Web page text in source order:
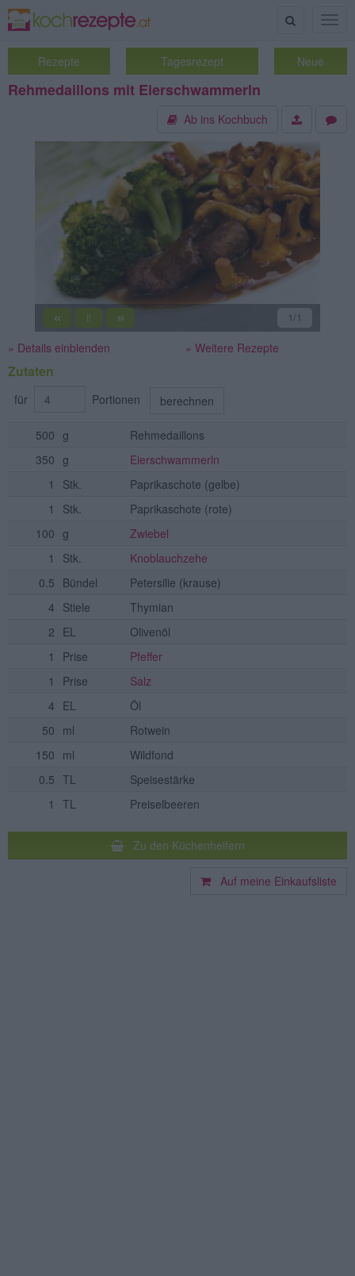
Suche
Rezepte Tagesrezept Neue
Rehmedaillons mit Eierschwammerln
Ab ins Kochbuch
« || » 1/1
» Details einblenden » Weitere Rezepte
Zutaten
für Portionen berechnen
500 g
Rehmedaillons
350 g
Eierschwammerln
1
Stk. Paprikaschote (gelbe)
1
Stk. Paprikaschote (rote)
100 g
Zwiebel
1
Stk.
Knoblauchzehe
0.5 Bündel Petersilie (krause)
4 Stiele
Thymian
2 EL
Olivenöl
1
Prise
Pfeffer
1
Prise
Salz
4 EL
Öl
50 ml
Rotwein
150 ml
Wildfond
0.5 TL
Speisestärke
1
TL Preiselbeeren
Zu den Küchenhelfern
Auf meine Einkaufsliste